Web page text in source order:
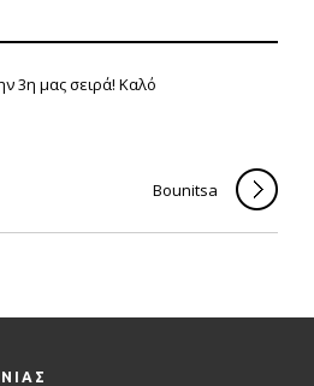
3η μας σειρά! Καλό
Bounitsa